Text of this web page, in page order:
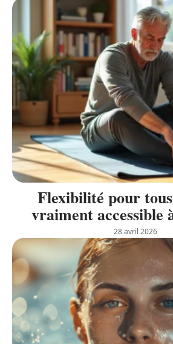
Flexibilité pour
vraiment accessible
28 avril 2026